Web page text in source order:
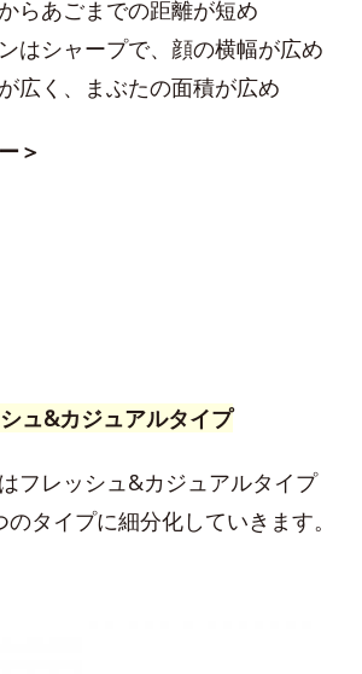
らあごまでの距離が短め
はシャープで、顔の横幅が広め
広く、まぶたの面積が広め
＞
ュ&カジュアルタイプ
フレッシュ&カジュアルタイプ
タイプに細分化していきます。